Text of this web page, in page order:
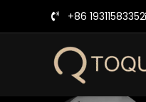
+86 19311583352